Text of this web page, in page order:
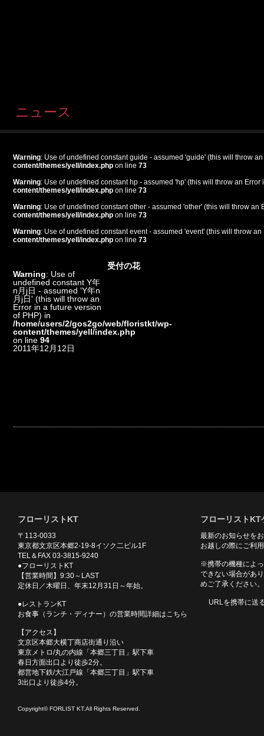
ニュース
Warning: Use of undefined constant guide - assumed 'guide' (this will throw
content/themes/yell/index.php on line73
Warning: Use of undefined constant hp - assumed 'hp' (this will throw an
content/themes/yell/index.php on line73
Warning: Use of undefined constant other - assumed 'other' (this will throw
content/themes/yell/index.php on line73
Warning: Use of undefined constant event - assumed 'event' (this will throw
content/themes/yell/index.php on line73
Warning: Use of
undefined constant Y年
n月j日 - assumed 'Y年n
月j日' (this will throw an
Error in a future version
of PHP) in
/home/users/2/gos2go/web/floristkt/wp-
content/themes/yell/index.php
on line94
2011年12月12日
受付の花
フローリストKT
〒113-0033
東京都文京区本郷2-19-8イソク二ビル1F
TEL＆FAX 03-3815-9240
●フローリストKT
【営業時間】9:30～LAST
定休日／木曜日、年末12月31日～年始。
●レストランKT
お食事（ランチ・ディナー）の営業時間詳細はこちら
【アクセス】
文京区本郷大横丁商店街通り沿い
東京メトロ/丸の内線「本郷三丁目」駅下車
春日方面出口より徒歩2分。
都営地下鉄/大江戸線「本郷三丁目」駅下車
3出口より徒歩4分。
フローリストKT
最新のお知らせを
お越しの際にご利
※携帯の機種によ
できない場合があ
めご了承ください。
URLを携帯に送
Copyright© FORLIST KT.All Rights Reserved.